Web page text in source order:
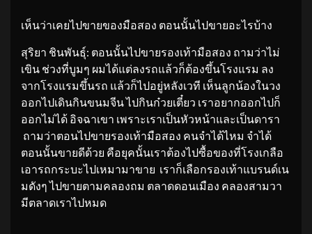
เห็นว่าเคยไปขายของมือสอง ตอนนั้นไปขายอะไรบ้าง
สุริยา ชินพันธุ์: ตอนนั้นไปขายรองเท้ามือสอง ถามว่าไม่
เขิน ช่วงที่บูมๆ ผมได้แต่ลงรถแล้วก็ต้องขึ้นโรงแรม ลง
จากโรงแรมขึ้นรถ แล้วก็ไปอยู่หลังเวที เห็นลูกน้องในวง
ออกไปเดินกินขนมจีน ไปกินก๋วยเตี๋ยว เราอยากออกไปก็
ออกไม่ได้ อิจฉาเขา เพราะเราเป็นหัวหน้าและเป็นดารา
ถามว่าตอนไปขายรองเท้ามือสอง คนจำได้ไหม จำได้
ตอนนั้นขายดีด้วย คือยุคนั้นเราต้องไปซื้อของที่โรงเกลือ
เอารถกระบะไปเหมามาขาย เราก็เลือกรองเท้าแบรนด์เน
มดังๆ ไปขายตามคลองถม ตลาดดอนเมือง คลองสามวา
มีตลาดเราไปหมด